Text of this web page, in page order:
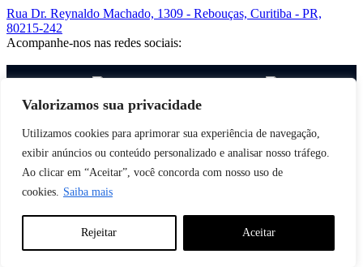
Valorizamos sua privacidade
Utilizamos cookies para aprimorar sua experiência de navegação,
exibir anúncios ou conteúdo personalizado e analisar nosso tráfego.
Ao clicar em “Aceitar”, você concorda com nosso uso de
cookies. Saiba mais
Rejeitar Aceitar
Rua Dr. Reynaldo Machado, 1309 - Rebouças, Curitiba - PR,
80215-242
Acompanhe-nos nas redes sociais:
2026